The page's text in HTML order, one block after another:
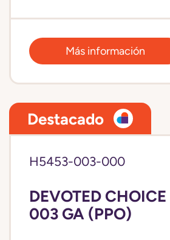
Más información
Destacado
H5453-003-000
DEVOTED
003 GA (PPO)